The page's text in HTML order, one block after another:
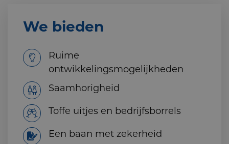
We bieden
Ruime
ontwikkelingsmogelijkheden
Saamhorigheid
Toffe uitjes en bedrijfsborrels
Een baan met zekerheid